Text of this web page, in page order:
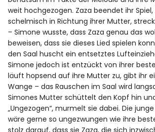
weit hochgezogen. Zaza beendet ihr
schelmisch in Richtung ihrer Mutter,
– Simone wusste, dass Zaza genau das
beweisen, dass sie dieses Lied spielen
den Saal huscht ein entsetztes
Simone jedoch ist entzückt von ihrer
läuft hopsend auf ihre Mutter zu, gibt ihr
Wange – das Rauschen im Saal wird
Simones Mutter schüttelt den Kopf hin
„Ungezogen“, murmelt sie dabei. Die
wäre gerne so ungezwungen wie ihre